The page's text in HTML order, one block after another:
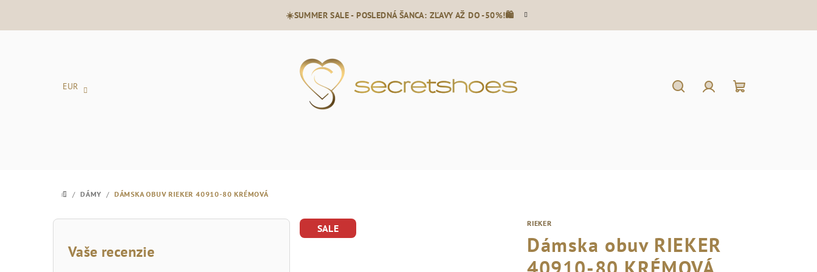
☀️SUMMER SALE - POSLEDNÁ ŠANCA: ZĽAVY AŽ DO -50%!🛍️
EUR
DOMOV
/ DÁMY / DÁMSKA OBUV RIEKER 40910-80 KRÉMOVÁ
B
Vaše recenzie
RIEKER
Dámska obuv RIEKER
SALE